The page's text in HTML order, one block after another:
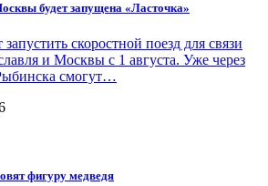
будет запущена «Ласточка»
скоростной поезд для связи
и Москвы с 1 августа. Уже через
смогут…
фигуру медведя